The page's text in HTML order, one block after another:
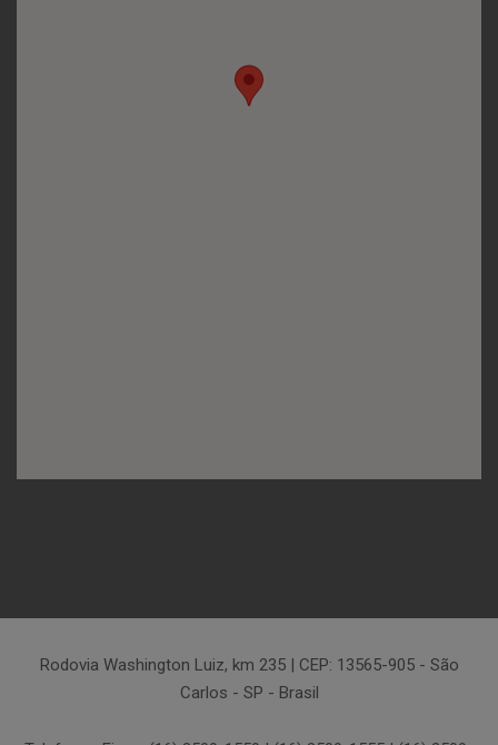
Rodovia Washington Luiz, km 235 | CEP: 13565-905 - São
Carlos - SP - Brasil